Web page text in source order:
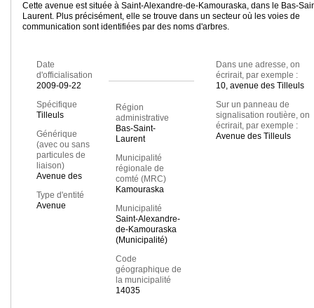
Cette avenue est située à Saint-Alexandre-de-Kamouraska, dans le Bas-
Laurent. Plus précisément, elle se trouve dans un secteur où les voies de
communication sont identifiées par des noms d'arbres.
Date
d'officialisation
2009-09-22
Spécifique
Tilleuls
Générique
(avec ou sans
particules de
liaison)
Avenue des
Type d'entité
Avenue
Région
administrative
Bas-Saint-
Laurent
Municipalité
régionale de
comté (MRC)
Kamouraska
Municipalité
Saint-Alexandre-
de-Kamouraska
(Municipalité)
Code
géographique de
la municipalité
14035
Dans une adresse, on
écrirait, par exemple :
10, avenue des Tilleuls
Sur un panneau de
signalisation routière, on
écrirait, par exemple :
Avenue des Tilleuls